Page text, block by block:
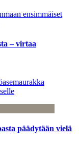
ensimmäiset
– virtaa
päädytään vielä